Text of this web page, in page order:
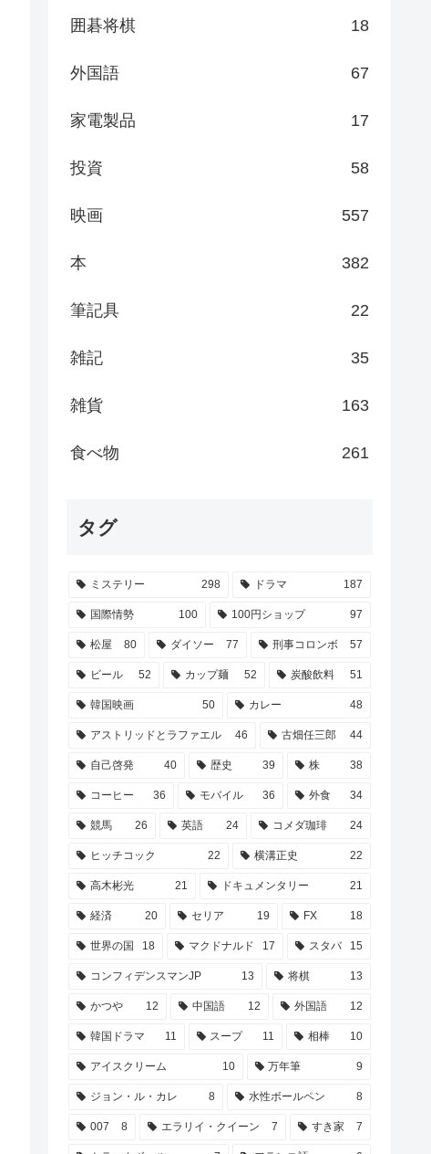
囲碁将棋 18
外国語 67
家電製品 17
投資 58
映画 557
本 382
筆記具 22
雑記 35
雑貨 163
食べ物 261
タグ
ミステリー 298 ドラマ 187
国際情勢 100 100円ショップ 97
松屋 80 ダイソー 77 刑事コロンボ 57
ビール 52 カップ麺 52 炭酸飲料 51
韓国映画 50 カレー 48
アストリッドとラファエル 46 古畑任三郎 44
自己啓発 40 歴史 39 株 38
コーヒー 36 モバイル 36 外食 34
競馬 26 英語 24 コメダ珈琲 24
ヒッチコック 22 横溝正史 22
高木彬光 21 ドキュメンタリー 21
経済 20 セリア 19 FX 18
世界の国 18 マクドナルド 17 スタバ 15
コンフィデンスマンJP 13 将棋 13
かつや 12 中国語 12 外国語 12
韓国ドラマ 11 スープ 11 相棒 10
アイスクリーム 10 万年筆 9
ジョン・ル・カレ 8 水性ボールペン 8
007 8 エラリイ・クイーン 7 すき家 7